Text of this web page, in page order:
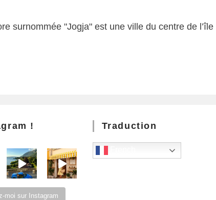
surnommée "Jogja" est une ville du centre de l’île
!
moi sur Instagram
Traduction